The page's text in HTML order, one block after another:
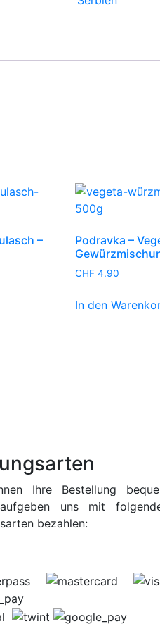
2kg
–
Podravka –
CHF 4.90
In den
Ihre Bestellung
uns mit
bezahlen: